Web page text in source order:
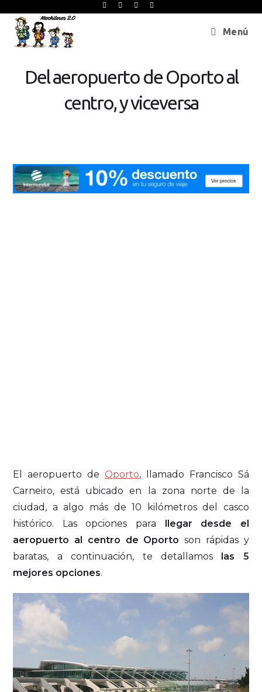
Menú
Del aeropuerto de Oporto al
centro, y viceversa
El aeropuerto de Oporto, llamado Francisco Sá
Carneiro, está ubicado en la zona norte de la
ciudad, a algo más de 10 kilómetros del casco
histórico. Las opciones para llegar desde el
aeropuerto al centro de Oporto son rápidas y
baratas, a continuación, te detallamos las 5
mejores opciones.